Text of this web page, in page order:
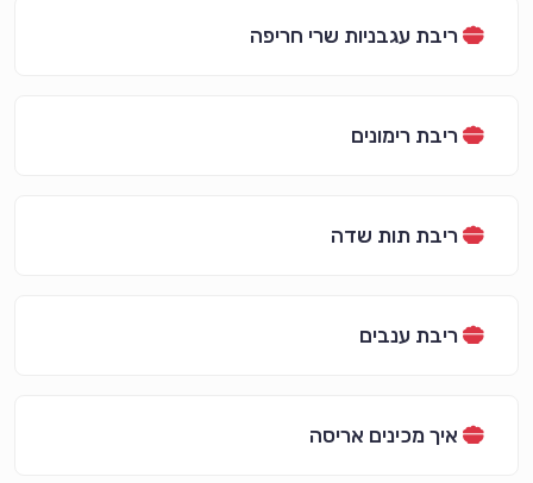
ריבת עגבניות שרי חריפה
ריבת רימונים
ריבת תות שדה
ריבת ענבים
איך מכינים אריסה